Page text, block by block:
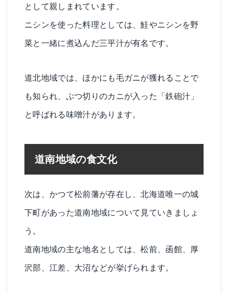
として親しまれています。
ニシンを使った料理としては、鮭やニシンを野
菜と一緒に煮込んだ三平汁が有名です。
道北地域では、ほかにも毛ガニが獲れることで
も知られ、ぶつ切りのカニが入った「鉄砲汁」
と呼ばれる味噌汁があります。
道南地域の食文化
次は、かつて松前藩が存在し、北海道唯一の城
下町があった道南地域について見ていきましょ
う。
道南地域の主な地名としては、松前、函館、厚
沢部、江差、大沼などが挙げられます。